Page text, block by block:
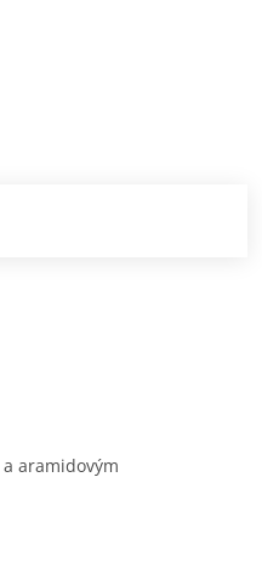
aramidovým